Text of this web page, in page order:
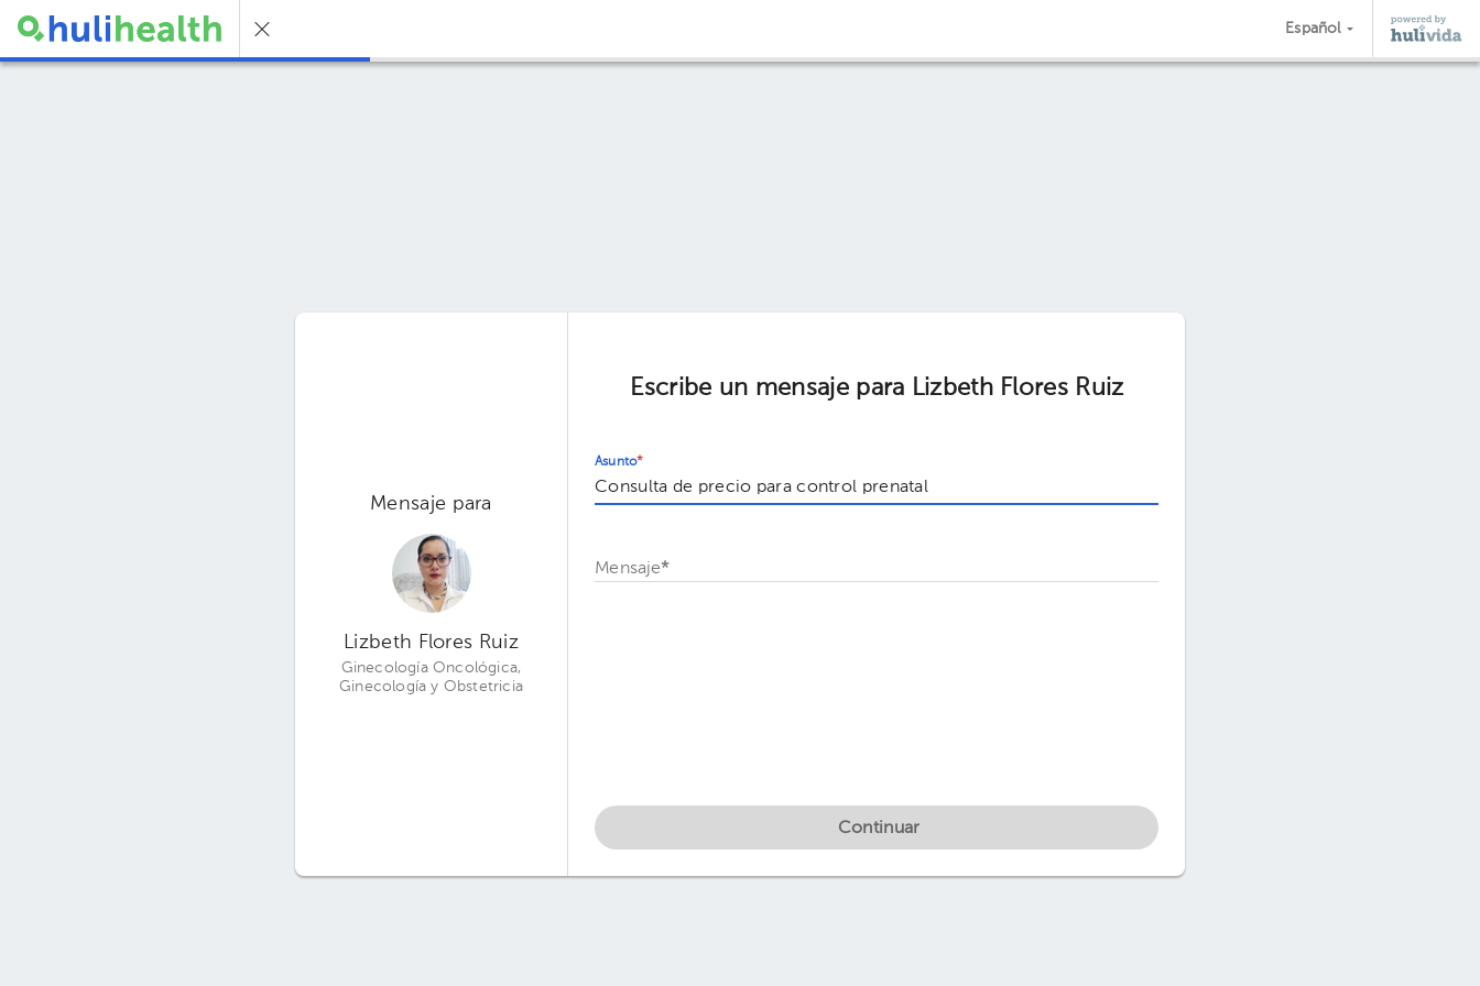
Español
Mensaje para
Lizbeth Flores Ruiz
Ginecología Oncológica,
Ginecología y Obstetricia
Escribe un mensaje para Lizbeth Flores Ruiz
Asunto*
Mensaje*
Continuar